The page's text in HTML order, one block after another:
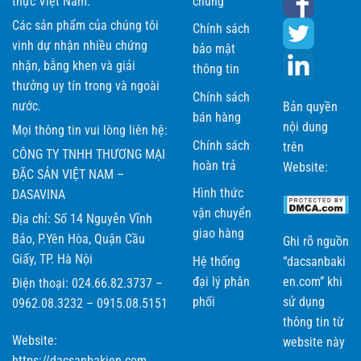
Bề bề trứng của DASAVINA có giá cả hợp lý
nhất trên thị
trường hiện nay. Mặt khác cửa hàng có chính sách mua hàng,
hỗ trợ khách hàng chu đáo tạo lòng tin tuyệt đối đối với khách
hàng.
Cửa hàng cam kếthoàn tiền 100%nếu khách hàng phát hiện
bề bề trứng
chất lượng kém, không đảm bảo.
Công ty có thểxuất hóa đơn VAT
nếu khách hàng có nhu
cầu.
Miễn phí giao hàng
Kiểm tra sản phẩm trước khi nhận.
Các sản phẩm của chúng tôi
vinh dự nhận nhiều chứng
nhận, bằng khen và giải
thưởng uy tín trong và ngoài
nước.
Mọi thông tin vui lòng liên hệ:
CÔNG TY TNHH THƯƠNG MẠI
ĐẶC SẢN VIỆT NAM –
DASAVINA
Địa chỉ: Số 14 Nguyễn Vĩnh
Bảo, P.Yên Hòa, Quận Cầu
Giấy, TP. Hà Nội
Điện thoại: 024.66.82.3737 –
0962.08.3232 – 0915.08.5151
Website:
Chính sách
bảo mật
thông tin
Chính sách
bán hàng
Chính sách
hoàn trả
Hình thức
vận chuyển
giao hàng
Hệ thống
đại lý phân
phối
Bản quyền
nội dung
trên
Website:
Ghi rõ nguồn
“dacsanbaki
en.com” khi
sử dụng
thông tin từ
website này